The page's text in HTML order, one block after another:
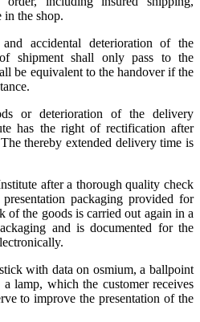
in the shop.
accidental deterioration of the
shipment shall only pass to the
be equivalent to the handover if the
or deterioration of the delivery
has the right of rectification after
thereby extended delivery time is
after a thorough quality check
packaging provided for
of the goods is carried out again in a
and is documented for the
with data on osmium, a ballpoint
lamp, which the customer receives
to improve the presentation of the